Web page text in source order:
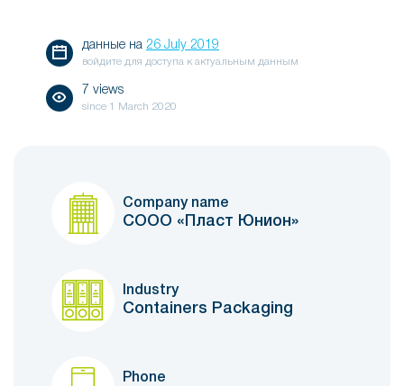
данные на 26 July 2019
войдите для доступа к актуальным данным
7 views
since 1 March 2020
Company name
СООО «Пласт Юнион»
Industry
Containers Packaging
Phone